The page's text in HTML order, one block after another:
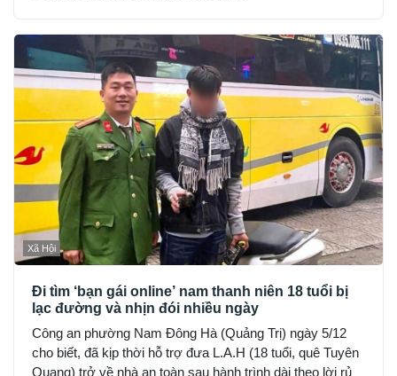
Xã Hội
Đi tìm ‘bạn gái online’ nam thanh niên 18 tuổi bị
lạc đường và nhịn đói nhiều ngày
Công an phường Nam Đông Hà (Quảng Trị) ngày 5/12
cho biết, đã kịp thời hỗ trợ đưa L.A.H (18 tuổi, quê Tuyên
Quang) trở về nhà an toàn sau hành trình dài theo lời rủ